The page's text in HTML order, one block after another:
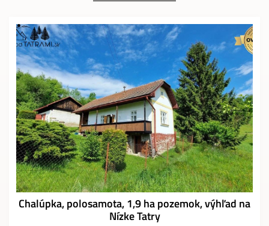
Chalúpka, polosamota, 1,9 ha pozemok, výhľad na
Nízke Tatry